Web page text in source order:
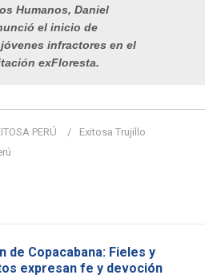
Humanos, Daniel
el inicio de
infractores en el
exFloresta.
PERÚ
Exitosa Trujillo
de Copacabana: Fieles y
expresan fe y devoción